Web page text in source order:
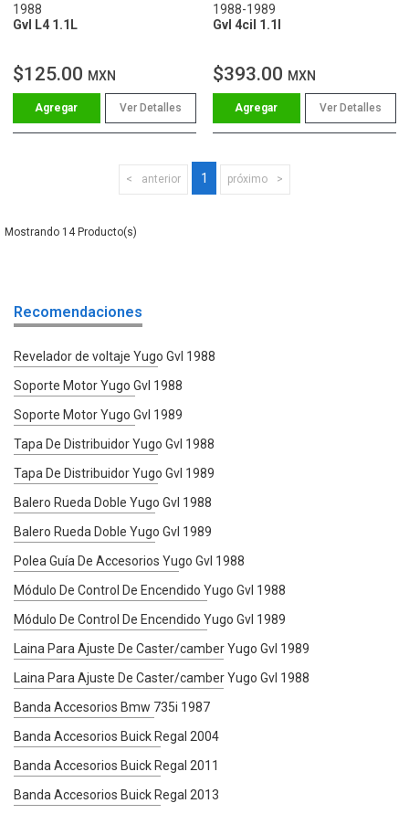
1988
Gvl L4 1.1L
$125.00 MXN
Ver Detalles
1988-1989
Gvl 4cil 1.1l
$393.00 MXN
Ver Detalles
anterior 1 próximo
14
Recomendaciones
Revelador de voltaje Yugo Gvl 1988
Soporte Motor Yugo Gvl 1988
Soporte Motor Yugo Gvl 1989
Tapa De Distribuidor Yugo Gvl 1988
Tapa De Distribuidor Yugo Gvl 1989
Balero Rueda Doble Yugo Gvl 1988
Balero Rueda Doble Yugo Gvl 1989
Polea Guía De Accesorios Yugo Gvl 1988
Módulo De Control De Encendido Yugo Gvl 1988
Módulo De Control De Encendido Yugo Gvl 1989
Laina Para Ajuste De Caster/camber Yugo Gvl 1989
Laina Para Ajuste De Caster/camber Yugo Gvl 1988
Banda Accesorios Bmw 735i 1987
Banda Accesorios Buick Regal 2004
Banda Accesorios Buick Regal 2011
Banda Accesorios Buick Regal 2013